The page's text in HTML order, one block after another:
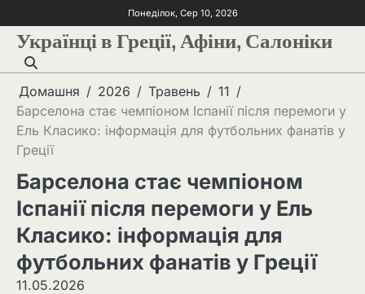
Понеділок, Сер 10, 2026
Українці в Греції, Афіни, Салоніки
Домашня 2026 Травень
11
Барселона стає чемпіоном Іспанії після перемоги у
Ель Класико: інформація для футбольних фанатів у
Греції
Барселона стає чемпіоном
Іспанії після перемоги у Ель
Класико: інформація для
футбольних фанатів у Греції
11.05.2026